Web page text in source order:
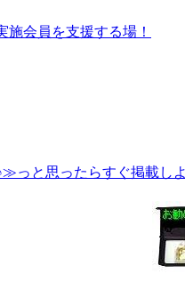
と思ったらすぐ掲載し